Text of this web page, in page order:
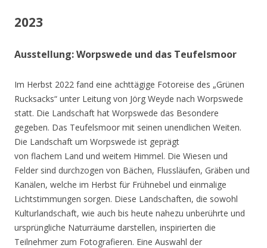
2023
Ausstellung: Worpswede und das Teufelsmoor
Im Herbst 2022 fand eine achttägige Fotoreise des „Grünen
Rucksacks“ unter Leitung von Jörg Weyde nach Worpswede
statt. Die Landschaft hat Worpswede das Besondere
gegeben. Das Teufelsmoor mit seinen unendlichen Weiten.
Die Landschaft um Worpswede ist geprägt
von flachem Land und weitem Himmel. Die Wiesen und
Felder sind durchzogen von Bächen, Flussläufen, Gräben und
Kanälen, welche im Herbst für Frühnebel und einmalige
Lichtstimmungen sorgen. Diese Landschaften, die sowohl
Kulturlandschaft, wie auch bis heute nahezu unberührte und
ursprüngliche Naturräume darstellen, inspirierten die
Teilnehmer zum Fotografieren. Eine Auswahl der